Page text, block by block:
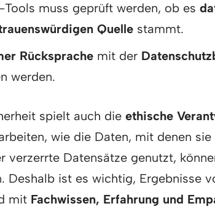
muss geprüft werden, ob es
Quellestammt.
Rücksprachemit der
werden.
spielt auch die ethische
wie die Daten, mit denen
verzerrte Datensätze genutzt,
Deshalb ist es wichtig, Ergebnisse
mit Fachwissen, Erfahrung und